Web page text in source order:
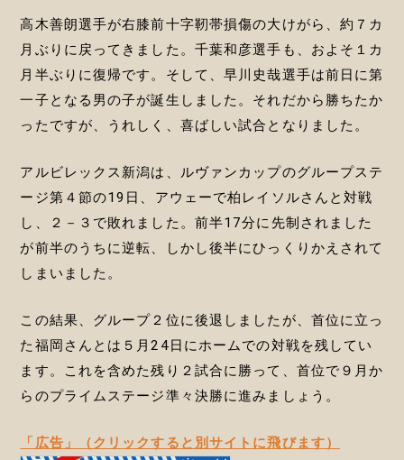
高木善朗選手が右膝前十字靭帯損傷の大けがら、約７カ
月ぶりに戻ってきました。千葉和彦選手も、およそ１カ
月半ぶりに復帰です。そして、早川史哉選手は前日に第
一子となる男の子が誕生しました。それだから勝ちたか
ったですが、うれしく、喜ばしい試合となりました。
アルビレックス新潟は、ルヴァンカップのグループステ
ージ第４節の19日、アウェーで柏レイソルさんと対戦
し、２－３で敗れました。前半17分に先制されました
が前半のうちに逆転、しかし後半にひっくりかえされて
しまいました。
この結果、グループ２位に後退しましたが、首位に立っ
た福岡さんとは５月24日にホームでの対戦を残してい
ます。これを含めた残り２試合に勝って、首位で９月か
らのプライムステージ準々決勝に進みましょう。
「広告」（クリックすると別サイトに飛びます）